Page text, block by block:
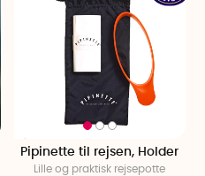
Pipinette til rejsen, Holder
Lille og praktisk rejsepotte